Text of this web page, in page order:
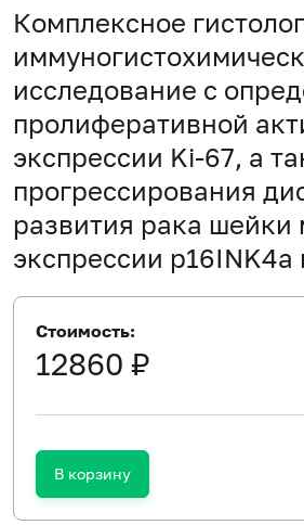
Комплексное
исследование с
пролиферативной
экспрессии Ki-67, а
прогрессирования
развития рака шейки
экспрессии p16INK4a
Стоимость:
12860 ₽
В корзину